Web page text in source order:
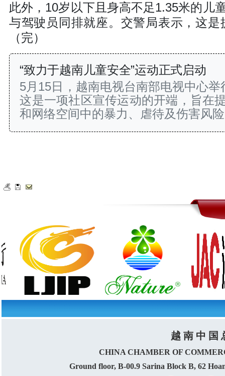
此外，10岁以下且身高不足1.35米的儿
与驾驶员同排就座。交警局表示，这
（完）
“致力于越南儿童安全”运动正式启动
5月15日，越南电视台南部电视中心
这是一项社区宣传运动的开端，旨在
和网络空间中的暴力、虐待及伤害风
越 南 中 国
CHINA CHAMBER OF
Ground floor, B-00.9 Sarina Block B, 62